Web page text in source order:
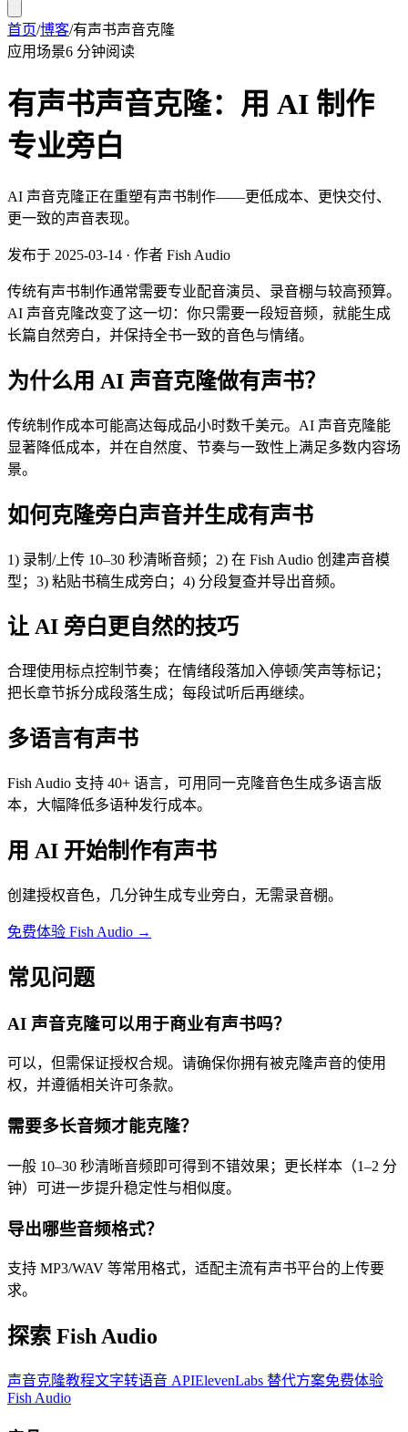
首页/博客/有声书声音克隆
应用场景6 分钟阅读
有声书声音克隆：用 AI 制作
专业旁白
AI 声音克隆正在重塑有声书制作——更低成本、更快交付、
更一致的声音表现。
发布于 2025-03-14 · 作者 Fish Audio
传统有声书制作通常需要专业配音演员、录音棚与较高预算。
AI 声音克隆改变了这一切：你只需要一段短音频，就能生成
长篇自然旁白，并保持全书一致的音色与情绪。
为什么用 AI 声音克隆做有声书？
传统制作成本可能高达每成品小时数千美元。AI 声音克隆能
显著降低成本，并在自然度、节奏与一致性上满足多数内容场
景。
如何克隆旁白声音并生成有声书
1) 录制/上传 10–30 秒清晰音频；2) 在 Fish Audio 创建声音模
型；3) 粘贴书稿生成旁白；4) 分段复查并导出音频。
让 AI 旁白更自然的技巧
合理使用标点控制节奏；在情绪段落加入停顿/笑声等标记；
把长章节拆分成段落生成；每段试听后再继续。
多语言有声书
Fish Audio 支持 40+ 语言，可用同一克隆音色生成多语言版
本，大幅降低多语种发行成本。
用 AI 开始制作有声书
创建授权音色，几分钟生成专业旁白，无需录音棚。
免费体验 Fish Audio →
常见问题
AI 声音克隆可以用于商业有声书吗？
可以，但需保证授权合规。请确保你拥有被克隆声音的使用
权，并遵循相关许可条款。
需要多长音频才能克隆？
一般 10–30 秒清晰音频即可得到不错效果；更长样本（1–2 分
钟）可进一步提升稳定性与相似度。
导出哪些音频格式？
支持 MP3/WAV 等常用格式，适配主流有声书平台的上传要
求。
探索 Fish Audio
声音克隆教程文字转语音 APIElevenLabs 替代方案免费体验
Fish Audio